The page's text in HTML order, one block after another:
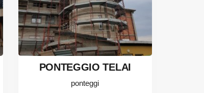
PONTEGGIO TELAI
ponteggi